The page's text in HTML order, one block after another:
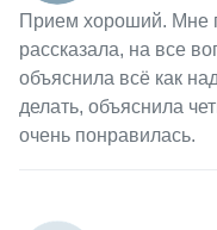
Прием хороший. Мне
рассказала, на все
объяснила всё как
делать, объяснила
очень понравилась.